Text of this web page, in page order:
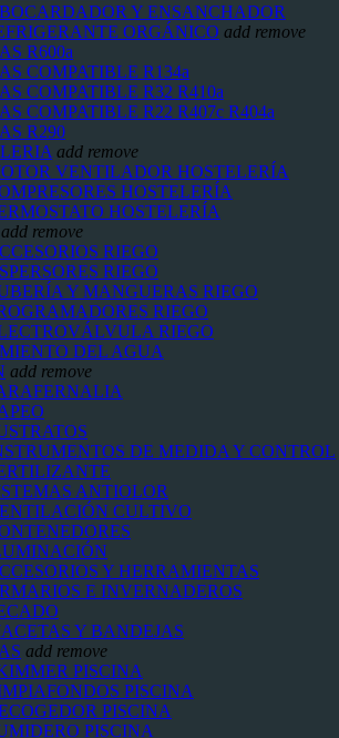
Y ENSANCHADOR
ORGÁNICO add remove
R600a
COMPATIBLE R134a
COMPATIBLE R32 R410a
COMPATIBLE R22 R407c R404a
R290
add remove
VENTILADOR HOSTELERÍA
HOSTELERÍA
HOSTELERÍA
add remove
RIEGO
RIEGO
Y MANGUERAS RIEGO
RIEGO
RIEGO
DEL AGUA
add remove
DE MEDIDA Y CONTROL
ANTIOLOR
CULTIVO
Y HERRAMIENTAS
E INVERNADEROS
Y BANDEJAS
add remove
PISCINA
PISCINA
PISCINA
PISCINA